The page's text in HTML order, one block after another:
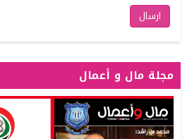
مجلة مال و أعمال